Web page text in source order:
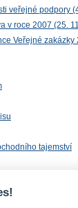
veřejné podpory
v roce 2007 (25.
Veřejné zakázky
tajemství